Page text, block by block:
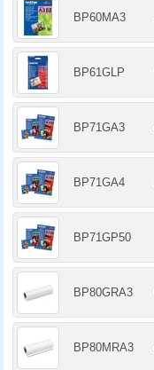
BP60MA3
BP61GLP
BP71GA3
BP71GA4
BP71GP50
BP80GRA3
BP80MRA3